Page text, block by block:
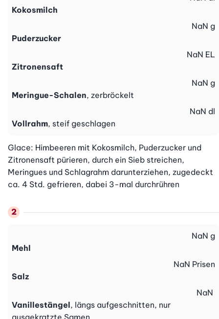
Kokosmilch
Puderzucker
NaN g
Zitronensaft
NaN EL
Meringue-Schalen, zerbröckelt
NaN g
Vollrahm, steif geschlagen
NaN dl
Glace: Himbeeren mit Kokosmilch, Puderzucker und
Zitronensaft pürieren, durch ein Sieb streichen,
Meringues und Schlagrahm darunterziehen, zugedeckt
ca. 4 Std. gefrieren, dabei 3-mal durchrühren
Mehl
NaN g
Salz
NaN Prisen
Vanillestängel, längs aufgeschnitten, nur
NaN